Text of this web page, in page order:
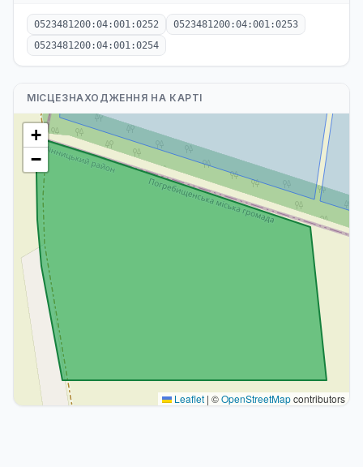
0523481200:04:001:0252
0523481200:04:001:0253
0523481200:04:001:0254
МІСЦЕЗНАХОДЖЕННЯ НА КАРТІ
+
−
Leaflet | ©OpenStreetMapcontributors